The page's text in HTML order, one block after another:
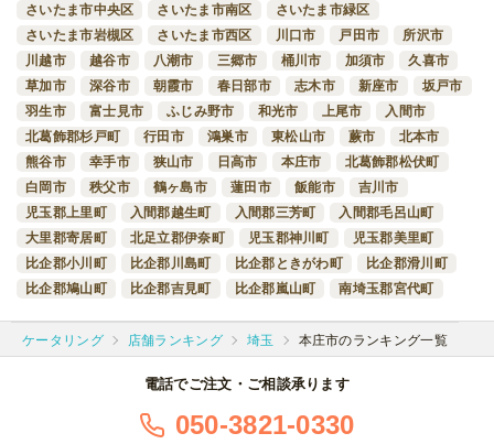
さいたま市中央区
さいたま市南区
さいたま市緑区
さいたま市岩槻区
さいたま市西区 川口市 戸田市
所沢市
川越市
越谷市 八潮市 三郷市 桶川市 加須市
久喜市
草加市
深谷市 朝霞市 春日部市 志木市 新座市
坂戸市
羽生市
富士見市 ふじみ野市 和光市 上尾市
入間市
北葛飾郡杉戸町
行田市 鴻巣市 東松山市 蕨市
北本市
熊谷市
幸手市 狭山市 日高市 本庄市
北葛飾郡松伏町
白岡市
秩父市 鶴ヶ島市 蓮田市 飯能市
吉川市
児玉郡上里町
入間郡越生町 入間郡三芳町
入間郡毛呂山町
大里郡寄居町
北足立郡伊奈町 児玉郡神川町
児玉郡美里町
比企郡小川町
比企郡川島町 比企郡ときがわ町
比企郡滑川町
比企郡鳩山町
比企郡吉見町 比企郡嵐山町 南埼玉郡宮代町
ケータリング 店舗ランキング 埼玉 本庄市のランキング一覧
電話でご注文・ご相談承ります
050-3821-0330